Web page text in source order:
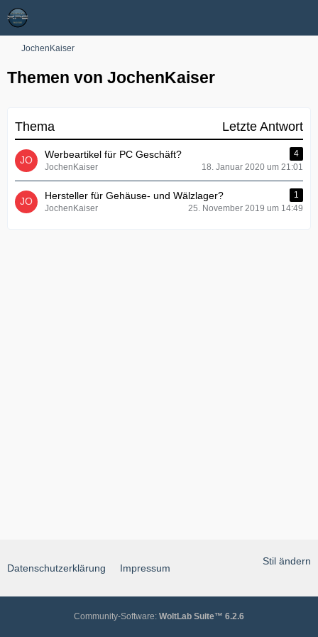
JochenKaiser
Themen von JochenKaiser
Thema Letzte Antwort
Werbeartikel für PC Geschäft?
4
JochenKaiser
18. Januar 2020 um 21:01
Hersteller für Gehäuse- und Wälzlager?
1
JochenKaiser
25. November 2019 um 14:49
Stil ändern
Datenschutzerklärung Impressum
Community-Software: WoltLab Suite™ 6.2.6